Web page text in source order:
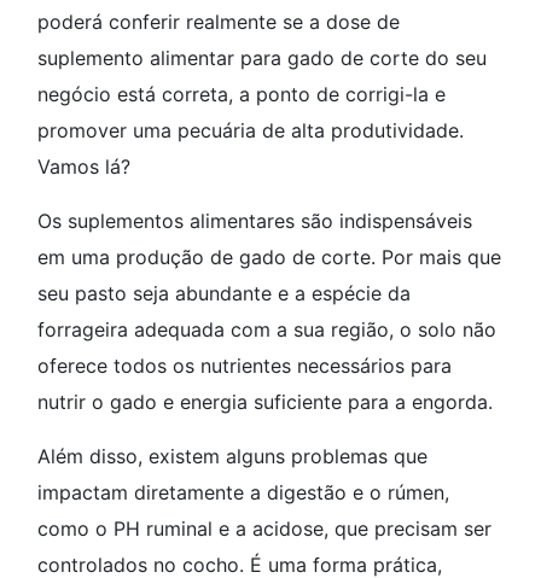
poderá conferir realmente se a dose de
suplemento alimentar para gado de corte do seu
negócio está correta, a ponto de corrigi-la e
promover uma pecuária de alta produtividade.
Vamos lá?
Os suplementos alimentares são indispensáveis
em uma produção de gado de corte. Por mais que
seu pasto seja abundante e a espécie da
forrageira adequada com a sua região, o solo não
oferece todos os nutrientes necessários para
nutrir o gado e energia suficiente para a engorda.
Além disso, existem alguns problemas que
impactam diretamente a digestão e o rúmen,
como o PH ruminal e a acidose, que precisam ser
controlados no cocho. É uma forma prática,